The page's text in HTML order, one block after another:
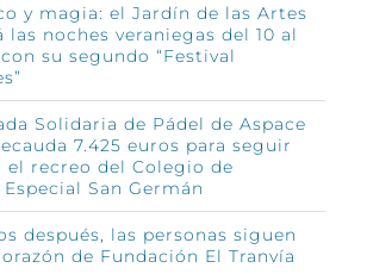
y magia: el Jardín de las Artes
las noches veraniegas del 10 al
su segundo “Festival
Solidaria de Pádel de Aspace
7.425 euros para seguir
el recreo del Colegio de
San Germán
después, las personas siguen
de Fundación El Tranvía